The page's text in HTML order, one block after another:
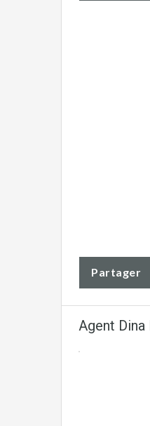
Partager
Agent